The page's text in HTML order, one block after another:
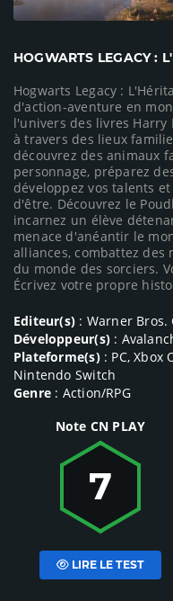
HOGWARTS LEGACY :
Hogwarts Legacy :
d'action-aventure en
l'univers des livres Harry
à travers des lieux
découvrez des animaux
personnage, préparez
développez vos talents
d'être. Découvrez le
incarnez un élève
menace d'anéantir le
alliances, combattez des
du monde des sorciers.
Écrivez votre propre
Editeur(s) : Warner Bros.
Développeur(s):
Plateforme(s): PC, Xbox
Nintendo Switch
Genre : Action/RPG
Note CN PLAY
7
LIRE LE TEST